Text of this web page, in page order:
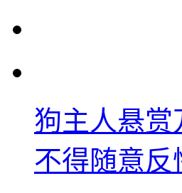
狗主人悬
不得随意反